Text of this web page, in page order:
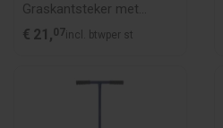
Graskantsteker met
opstap 100 cm
€ 21,07incl. btwper st